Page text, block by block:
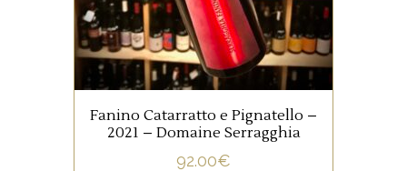
Fanino Catarratto e Pignatello –
2021 – Domaine Serragghia
92.00€